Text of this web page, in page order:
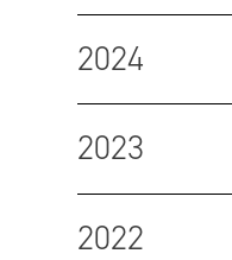
2024
2023
2022